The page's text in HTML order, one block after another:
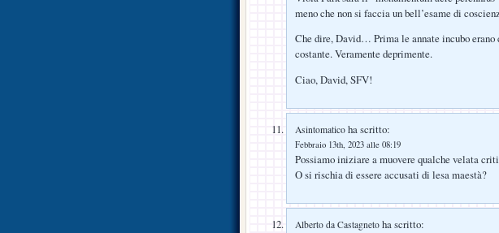
meno che non si faccia un bell’esame di
Che dire, David… Prima le annate incubo erano
costante. Veramente deprimente.
Ciao, David, SFV!
Asintomatico ha scritto:
Febbraio 13th, 2023 alle 08:19
Possiamo iniziare a muovere qualche velata
O si rischia di essere accusati di lesa maestà?
Alberto da Castagneto ha scritto: